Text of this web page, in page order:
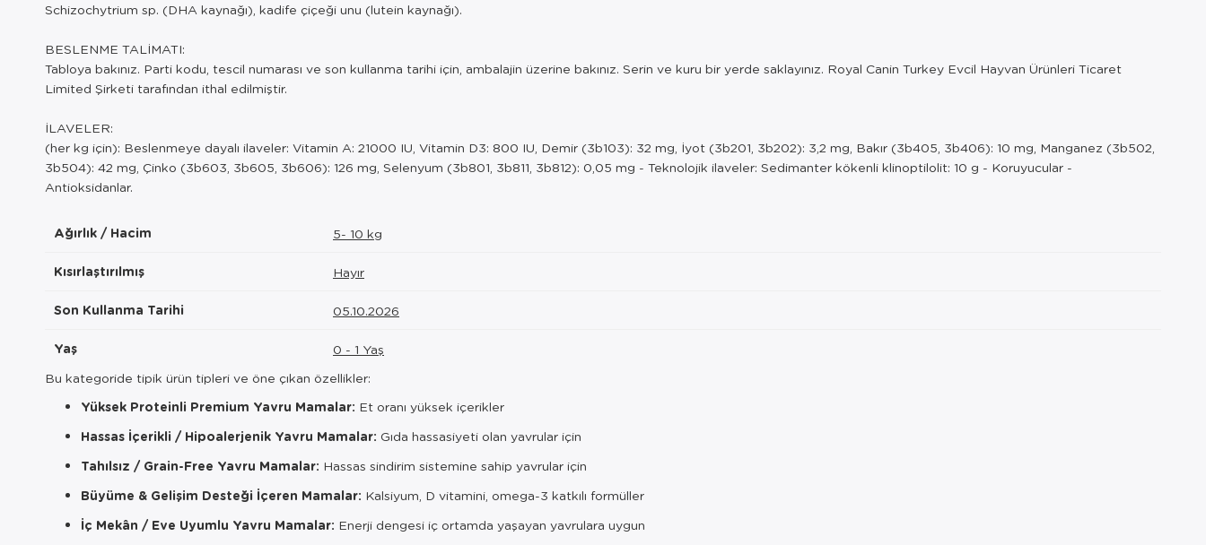
Schizochytrium sp. (DHA kaynağı), kadife çiçeği unu (lutein kaynağı).
BESLENME TALİMATI:
Tabloya bakınız. Parti kodu, tescil numarası ve son kullanma tarihi için, ambalajin üzerine bakınız. Serin ve kuru bir yerde saklayınız. Royal Canin Turkey Evcil Hayvan Ürünleri Ticaret
Limited Şirketi tarafından ithal edilmiştir.
İLAVELER:
(her kg için): Beslenmeye dayalı ilaveler: Vitamin A: 21000 IU, Vitamin D3: 800 IU, Demir (3b103): 32 mg, İyot (3b201, 3b202): 3,2 mg, Bakır (3b405, 3b406): 10 mg, Manganez (3b502,
3b504): 42 mg, Çinko (3b603, 3b605, 3b606): 126 mg, Selenyum (3b801, 3b811, 3b812): 0,05 mg - Teknolojik ilaveler: Sedimanter kökenli klinoptilolit: 10 g - Koruyucular -
Antioksidanlar.
Ağırlık / Hacim 5- 10 kg
Kısırlaştırılmış Hayır
Son Kullanma Tarihi 05.10.2026
Yaş
0 - 1 Yaş
Bu kategoride tipik ürün tipleri ve öne çıkan özellikler:
Yüksek Proteinli Premium Yavru Mamalar: Et oranı yüksek içerikler
Hassas İçerikli / Hipoalerjenik Yavru Mamalar: Gıda hassasiyeti olan yavrular için
Tahılsız / Grain-Free Yavru Mamalar: Hassas sindirim sistemine sahip yavrular için
Büyüme & Gelişim Desteği İçeren Mamalar: Kalsiyum, D vitamini, omega-3 katkılı formüller
İç Mekân / Eve Uyumlu Yavru Mamalar: Enerji dengesi iç ortamda yaşayan yavrulara uygun